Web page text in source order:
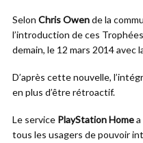
Selon Chris Owende la
l’introduction de ces
demain, le 12 mars 2014 avec
D’après cette nouvelle,
en plus d’être rétroactif.
Le service PlayStation Home
tous les usagers de pouvoir